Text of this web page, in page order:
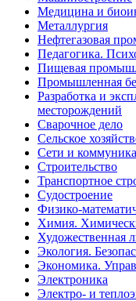
Медицина и
Металлургия
Нефтегазовая
Педагогика.
Пищевая
Промышленная
Разработка и
месторождений
Сварочное дело
Сельское
Сети и
Строительство
Транспортное
Судостроение
Физико-
Химия.
Художественная
Экология.
Экономика.
Электроника
Электро- и